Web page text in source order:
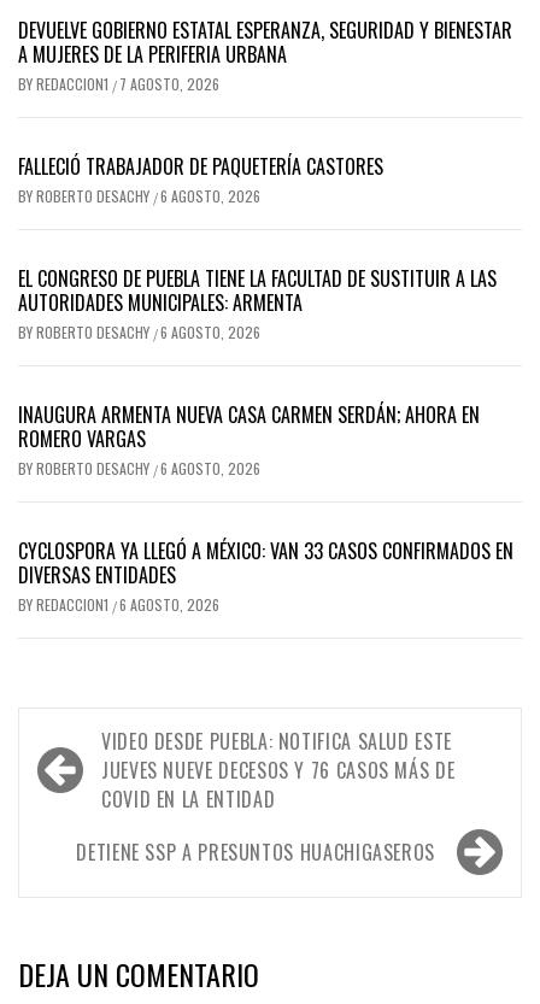
DEVUELVE GOBIERNO ESTATAL ESPERANZA, SEGURIDAD Y BIENESTAR
A MUJERES DE LA PERIFERIA URBANA
BYREDACCION1 / 7 AGOSTO, 2026
FALLECIÓ TRABAJADOR DE PAQUETERÍA CASTORES
BYROBERTO DESACHY /6 AGOSTO, 2026
EL CONGRESO DE PUEBLA TIENE LA FACULTAD DE SUSTITUIR A LAS
AUTORIDADES MUNICIPALES: ARMENTA
BYROBERTO DESACHY /6 AGOSTO, 2026
INAUGURA ARMENTA NUEVA CASA CARMEN SERDÁN; AHORA EN
ROMERO VARGAS
BYROBERTO DESACHY /6 AGOSTO, 2026
CYCLOSPORA YA LLEGÓ A MÉXICO: VAN 33 CASOS CONFIRMADOS EN
DIVERSAS ENTIDADES
BYREDACCION1 /6 AGOSTO, 2026
Navegación
de
entradas
VIDEO DESDE PUEBLA: NOTIFICA SALUD ESTE
JUEVES NUEVE DECESOS Y 76 CASOS MÁS DE
COVID EN LA ENTIDAD
DETIENE SSP A PRESUNTOS HUACHIGASEROS
DEJA UN COMENTARIO